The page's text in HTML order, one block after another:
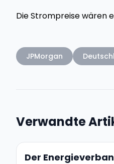
Die Strompreise wären
JPMorgan
Verwandte
Der